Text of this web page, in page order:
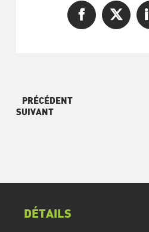
Facebook
X
PRÉCÉDENT
SUIVANT
DÉTAILS